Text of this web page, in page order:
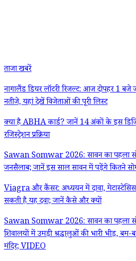
ताजा खबरें
नागालैंड डियर लॉटरी रिजल्ट: आज दोपहर 1 बजे
नतीजे, यहां देखें विजेताओं की पूरी लिस्ट
क्या है ABHA कार्ड? जानें 14 अंकों के इस
रजिस्ट्रेशन प्रक्रिया
Sawan Somwar 2026: सावन का पहला
जनसैलाब; जानें इस साल सावन में पड़ेंगे कितने
Viagra और कैंसर: अध्ययन में दावा,
सकती है यह दवा; जानें कैसे और क्यों
Sawan Somwar 2026: सावन का पहला
शिवालयों में उमड़ी श्रद्धालुओं की भारी भीड़,
मंदिर; VIDEO